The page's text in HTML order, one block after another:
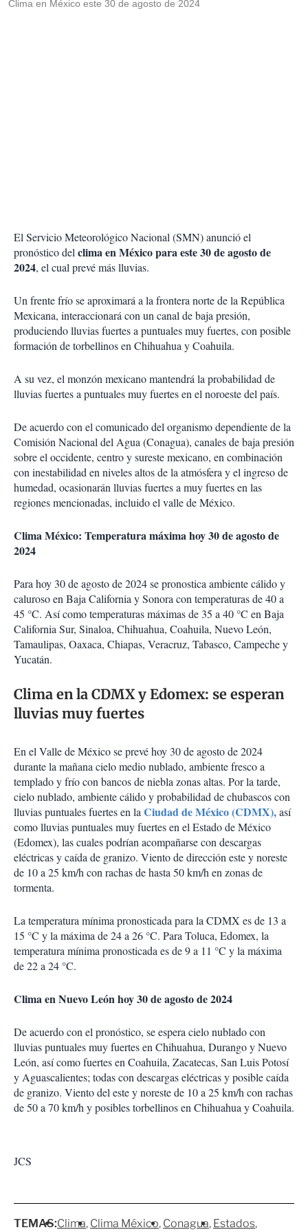
Clima en México este 30 de agosto de 2024
El Servicio Meteorológico Nacional (SMN) anunció el
pronóstico delclima en México para este 30 de agosto de
2024, el cual prevé más lluvias.
Un frente frío se aproximará a la frontera norte de la República
Mexicana, interaccionará con un canal de baja presión,
produciendo lluvias fuertes a puntuales muy fuertes, con posible
formación de torbellinos en Chihuahua y Coahuila.
A su vez, el monzón mexicano mantendrá la probabilidad de
lluvias fuertes a puntuales muy fuertes en el noroeste del país.
De acuerdo con el comunicado del organismo dependiente de la
Comisión Nacional del Agua (Conagua), canales de baja presión
sobre el occidente, centro y sureste mexicano, en combinación
con inestabilidad en niveles altos de la atmósfera y el ingreso de
humedad, ocasionarán lluvias fuertes a muy fuertes en las
regiones mencionadas, incluido el valle de México.
Clima México: Temperatura máxima hoy 30 de agosto de
2024
Para hoy 30 de agosto de 2024 se pronostica ambiente cálido y
caluroso en Baja California y Sonora con temperaturas de 40 a
45 °C. Así como temperaturas máximas de 35 a 40 °C en Baja
California Sur, Sinaloa, Chihuahua, Coahuila, Nuevo León,
Tamaulipas, Oaxaca, Chiapas, Veracruz, Tabasco, Campeche y
Yucatán.
Clima en la CDMX y Edomex: se esperan
lluvias muy fuertes
En el Valle de México se prevé hoy 30 de agosto de 2024
durante la mañana cielo medio nublado, ambiente fresco a
templado y frío con bancos de niebla zonas altas. Por la tarde,
cielo nublado, ambiente cálido y probabilidad de chubascos con
lluvias puntuales fuertes en laCiudad de México (CDMX),así
como lluvias puntuales muy fuertes en el Estado de México
(Edomex), las cuales podrían acompañarse con descargas
eléctricas y caída de granizo. Viento de dirección este y noreste
de 10 a 25 km/h con rachas de hasta 50 km/h en zonas de
tormenta.
La temperatura mínima pronosticada para la CDMX es de 13 a
15 °C y la máxima de 24 a 26 °C. Para Toluca, Edomex, la
temperatura mínima pronosticada es de 9 a 11 °C y la máxima
de 22 a 24 °C.
Clima en Nuevo León hoy 30 de agosto de 2024
De acuerdo con el pronóstico, se espera cielo nublado con
lluvias puntuales muy fuertes en Chihuahua, Durango y Nuevo
León, así como fuertes en Coahuila, Zacatecas, San Luis Potosí
y Aguascalientes; todas con descargas eléctricas y posible caída
de granizo. Viento del este y noreste de 10 a 25 km/h con rachas
de 50 a 70 km/h y posibles torbellinos en Chihuahua y Coahuila.
JCS
TEMAS:Clima Clima México Conagua Estados